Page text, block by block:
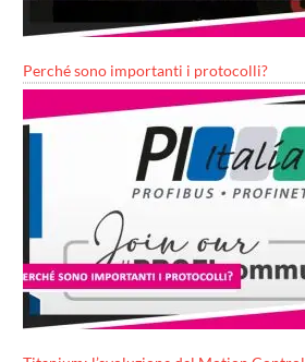
Perché sono importanti i protocolli?